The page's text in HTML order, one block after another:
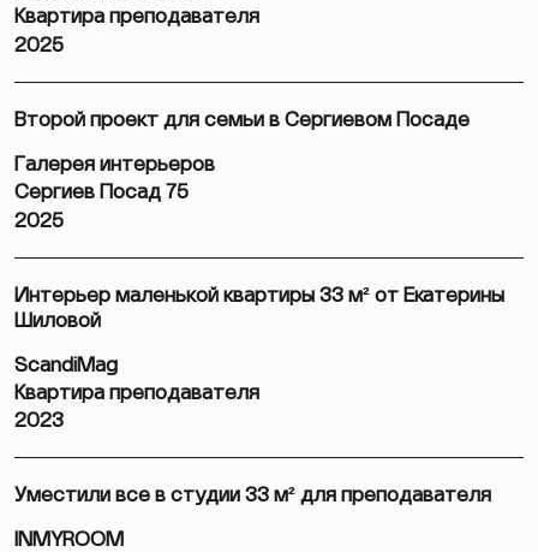
Квартира преподавателя
2025
Второй проект для семьи в Сергиевом Посаде
Галерея интерьеров
Сергиев Посад 75
2025
Интерьер маленькой квартиры 33 м² от Екатерины
Шиловой
ScandiMag
Квартира преподавателя
2023
Уместили все в студии 33 м² для преподавателя
INMYROOM